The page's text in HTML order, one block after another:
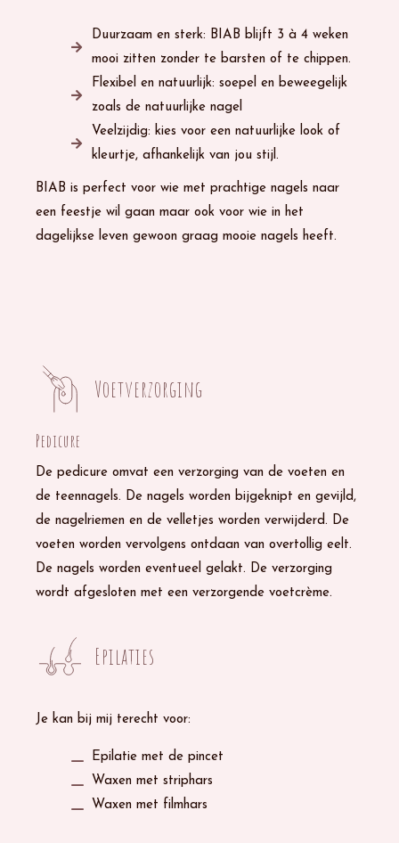
Duurzaam en sterk: BIAB blijft 3 à 4 weken
mooi zitten zonder te barsten of te chippen.
Flexibel en natuurlijk: soepel en beweegelijk
zoals de natuurlijke nagel
Veelzijdig: kies voor een natuurlijke look of
kleurtje, afhankelijk van jou stijl.
BIAB is perfect voor wie met prachtige nagels naar
een feestje wil gaan maar ook voor wie in het
dagelijkse leven gewoon graag mooie nagels heeft.
Voetverzorging
Pedicure
De pedicure omvat een verzorging van de voeten en
de teennagels. De nagels worden bijgeknipt en gevijld,
de nagelriemen en de velletjes worden verwijderd. De
voeten worden vervolgens ontdaan van overtollig eelt.
De nagels worden eventueel gelakt. De verzorging
wordt afgesloten met een verzorgende voetcrème.
Epilaties
Je kan bij mij terecht voor:
Epilatie met de pincet
Waxen met striphars
Waxen met filmhars